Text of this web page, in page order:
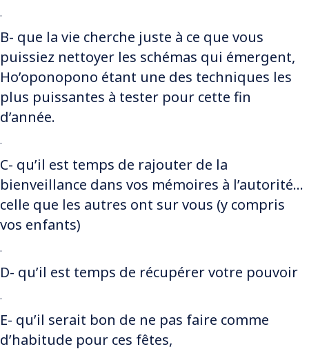
.
B- que la vie cherche juste à ce que vous
puissiez nettoyer les schémas qui émergent,
Ho’oponopono étant une des techniques les
plus puissantes à tester pour cette fin
d’année.
.
C- qu’il est temps de rajouter de la
bienveillance dans vos mémoires à l’autorité…
celle que les autres ont sur vous (y compris
vos enfants)
.
D- qu’il est temps de récupérer votre pouvoir
.
E- qu’il serait bon de ne pas faire comme
d’habitude pour ces fêtes,